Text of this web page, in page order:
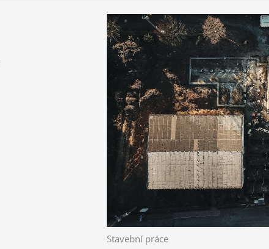
Stavební práce